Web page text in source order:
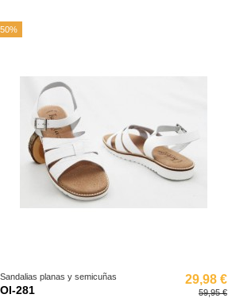
Sandalias planas y semicuñas
OI-281
29,98 €
59,95 €